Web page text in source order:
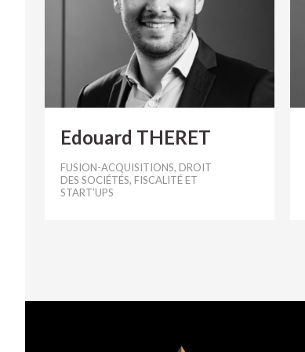
Edouard THERET
FUSION-ACQUISITIONS, DROIT
DES SOCIÉTÉS, FISCALITÉ ET
START’UPS